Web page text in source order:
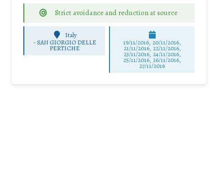
Strict avoidance and reduction at source
Italy
- SAN GIORGIO DELLE
PERTICHE
19/11/2016, 20/11/2016,
21/11/2016, 22/11/2016,
23/11/2016, 24/11/2016,
25/11/2016, 26/11/2016,
27/11/2016